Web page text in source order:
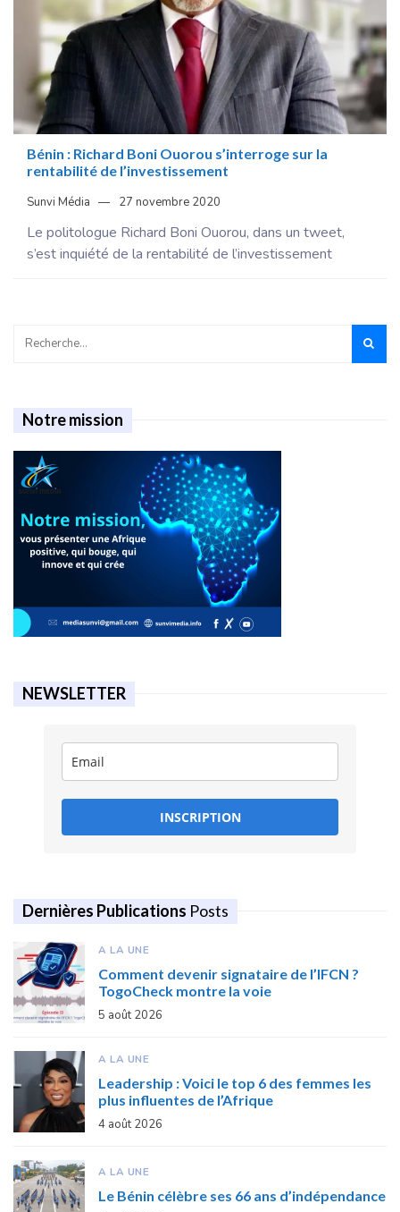
Bénin : Richard Boni Ouorou s’interroge sur la
rentabilité de l’investissement
Sunvi Média 27 novembre 2020
Le politologue Richard Boni Ouorou, dans un tweet,
s’est inquiété de la rentabilité de l’investissement
Notre mission
NEWSLETTER
INSCRIPTION
Dernières Publications Posts
A LA UNE
Comment devenir signataire de l’IFCN ?
TogoCheck montre la voie
5 août 2026
A LA UNE
Leadership : Voici le top 6 des femmes les
plus influentes de l’Afrique
4 août 2026
A LA UNE
Le Bénin célèbre ses 66 ans d’indépendance